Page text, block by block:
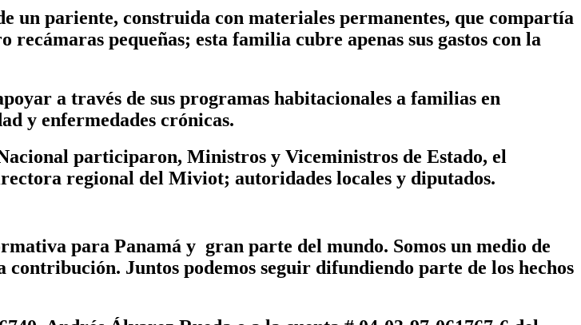
un pariente, construida con materiales permanentes, que compartía
pequeñas; esta familia cubre apenas sus gastos con la
a través de sus programas habitacionales a familias en
y enfermedades crónicas.
participaron, Ministros y Viceministros de Estado, el
regional del Miviot; autoridades locales y diputados.
para Panamá y gran parte del mundo. Somos un medio de
Juntos podemos seguir difundiendo parte de los hechos